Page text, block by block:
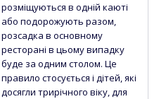
розміщуються в одній каюті
або подорожують разом,
розсадка в основному
ресторані в цьому випадку
буде за одним столом. Це
правило стосується і дітей, які
досягли трирічного віку, для